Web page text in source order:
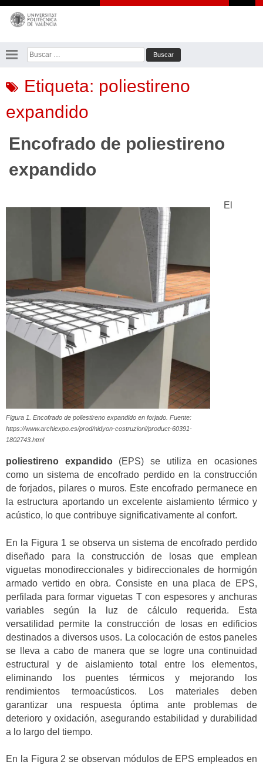
Saltar
contenido
Buscar:
Etiqueta: poliestireno
expandido
Encofrado de poliestireno
expandido
Figura 1. Encofrado de poliestireno expandido en forjado. Fuente:
https://www.archiexpo.es/prod/nidyon-costruzioni/product-60391-
1802743.html
El
poliestireno expandido(EPS) se utiliza en ocasiones
como un sistema de encofrado perdido en la construcción
de forjados, pilares o muros. Este encofrado permanece en
la estructura aportando un excelente aislamiento térmico y
acústico, lo que contribuye significativamente al confort.
En la Figura 1 se observa un sistema de encofrado perdido
diseñado para la construcción de losas que emplean
viguetas monodireccionales y bidireccionales de hormigón
armado vertido en obra. Consiste en una placa de EPS,
perfilada para formar viguetas T con espesores y anchuras
variables según la luz de cálculo requerida. Esta
versatilidad permite la construcción de losas en edificios
destinados a diversos usos. La colocación de estos paneles
se lleva a cabo de manera que se logre una continuidad
estructural y de aislamiento total entre los elementos,
eliminando los puentes térmicos y mejorando los
rendimientos termoacústicos. Los materiales deben
garantizar una respuesta óptima ante problemas de
deterioro y oxidación, asegurando estabilidad y durabilidad
a lo largo del tiempo.
En la Figura 2 se observan módulos de EPS empleados en